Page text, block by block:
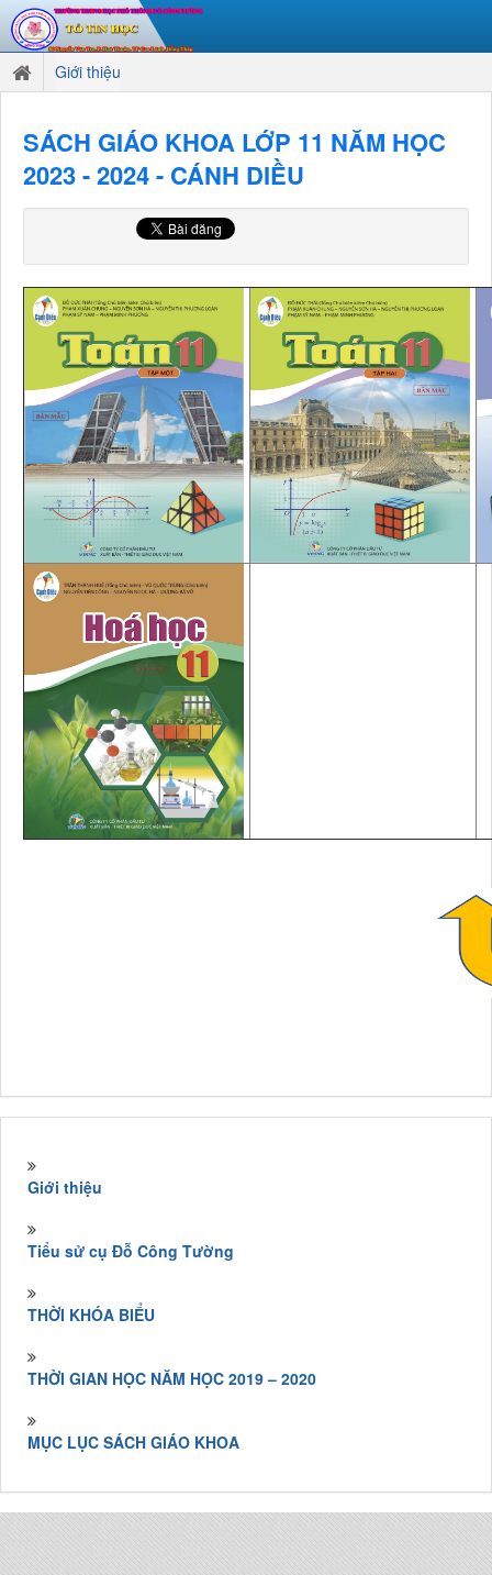
Giới thiệu
SÁCH GIÁO KHOA LỚP 11 NĂM HỌC
2023 - 2024 - CÁNH DIỀU
Giới thiệu
Tiểu sử cụ Đỗ Công Tường
THỜI KHÓA BIỂU
THỜI GIAN HỌC NĂM HỌC 2019 – 2020
MỤC LỤC SÁCH GIÁO KHOA